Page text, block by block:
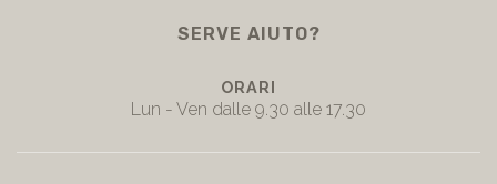
SERVE AIUTO?
ORARI
Lun - Ven dalle 9.30 alle 17.30